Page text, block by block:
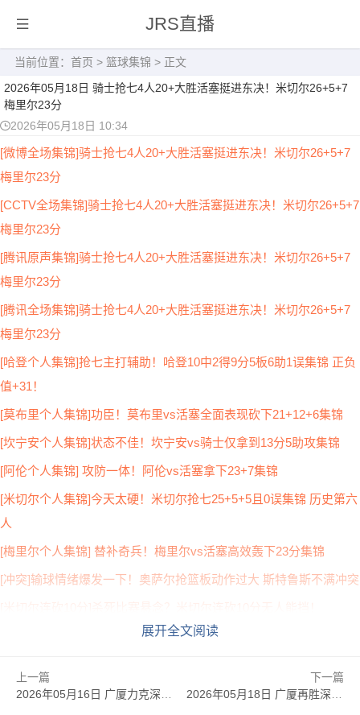
JRS直播
当前位置： 首页 > 篮球集锦 > 正文
2026年05月18日 骑士抢七4人20+大胜活塞挺进东决！米切尔26+5+7
梅里尔23分
2026年05月18日 10:34
[微博全场集锦]骑士抢七4人20+大胜活塞挺进东决！米切尔26+5+7
梅里尔23分
[CCTV全场集锦]骑士抢七4人20+大胜活塞挺进东决！米切尔26+5+7
梅里尔23分
[腾讯原声集锦]骑士抢七4人20+大胜活塞挺进东决！米切尔26+5+7
梅里尔23分
[腾讯全场集锦]骑士抢七4人20+大胜活塞挺进东决！米切尔26+5+7
梅里尔23分
[哈登个人集锦]抢七主打辅助！哈登10中2得9分5板6助1误集锦 正负
值+31！
[莫布里个人集锦]功臣！莫布里vs活塞全面表现砍下21+12+6集锦
[坎宁安个人集锦]状态不佳！坎宁安vs骑士仅拿到13分5助攻集锦
[阿伦个人集锦] 攻防一体！阿伦vs活塞拿下23+7集锦
[米切尔个人集锦]今天太硬！米切尔抢七25+5+5且0误集锦 历史第六
人
[梅里尔个人集锦] 替补奇兵！梅里尔vs活塞高效轰下23分集锦
[冲突]输球情绪爆发一下！奥萨尔抢篮板动作过大 斯特鲁斯不满冲突
[梅里尔三分]今天神了！骑士神射手梅里尔手感滚烫三分再中！
[奥萨尔大帽]真是员猛将！奥萨尔从阿伦身后伸出长臂送出大帽
展开全文阅读
上一篇
2026年05月16日 广厦力克深圳 布朗46+7 胡金秋20+8 孙铭徽12+8 贺希宁11中3
下一篇
2026年05月18日 广厦再胜深圳2-0夺赛点 布朗30分 胡金秋17+8 贺希宁16中6